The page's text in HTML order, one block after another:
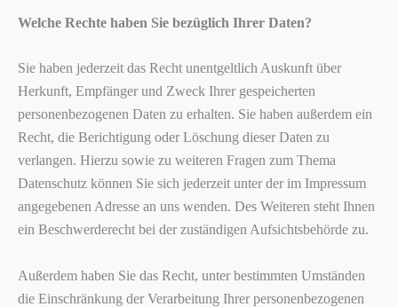
Welche Rechte haben Sie bezüglich Ihrer Daten?
Sie haben jederzeit das Recht unentgeltlich Auskunft über
Herkunft, Empfänger und Zweck Ihrer gespeicherten
personenbezogenen Daten zu erhalten. Sie haben außerdem ein
Recht, die Berichtigung oder Löschung dieser Daten zu
verlangen. Hierzu sowie zu weiteren Fragen zum Thema
Datenschutz können Sie sich jederzeit unter der im Impressum
angegebenen Adresse an uns wenden. Des Weiteren steht Ihnen
ein Beschwerderecht bei der zuständigen Aufsichtsbehörde zu.
Außerdem haben Sie das Recht, unter bestimmten Umständen
die Einschränkung der Verarbeitung Ihrer personenbezogenen